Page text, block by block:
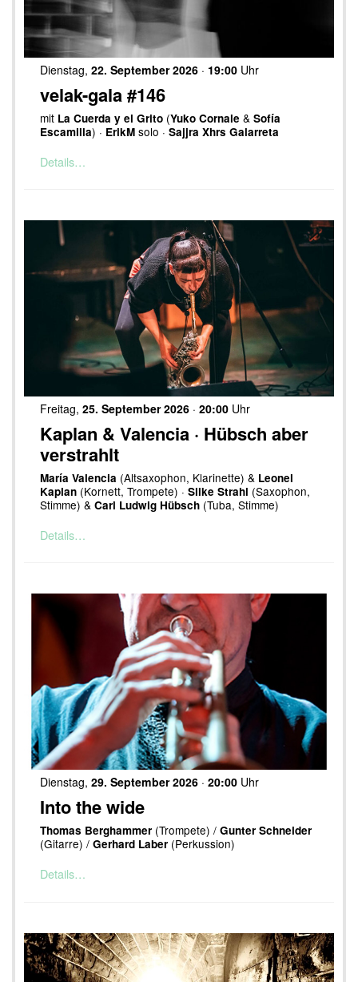
Dienstag, 22. September 2026 · 19:00 Uhr
velak-gala #146
mit La Cuerda y el Grito (Yuko Cornale & Sofía
Escamilla) · ErikM solo · Sajjra Xhrs Galarreta
Details…
Freitag, 25. September 2026 · 20:00 Uhr
Kaplan & Valencia · Hübsch aber
verstrahlt
María Valencia (Altsaxophon, Klarinette) & Leonel
Kaplan (Kornett, Trompete) · Silke Strahl (Saxophon,
Stimme) & Carl Ludwig Hübsch (Tuba, Stimme)
Details…
Dienstag, 29. September 2026 · 20:00 Uhr
Into the wide
Thomas Berghammer (Trompete) / Gunter Schneider
(Gitarre) / Gerhard Laber (Perkussion)
Details…